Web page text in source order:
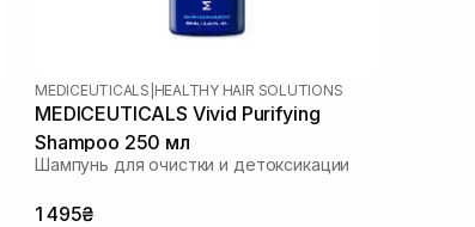
MEDICEUTICALS HEALTHY HAIR SOLUTIONS
MEDICEUTICALS Vivid Purifying
Shampoo 250 мл
Шампунь для очистки и детоксикации
1 495₴